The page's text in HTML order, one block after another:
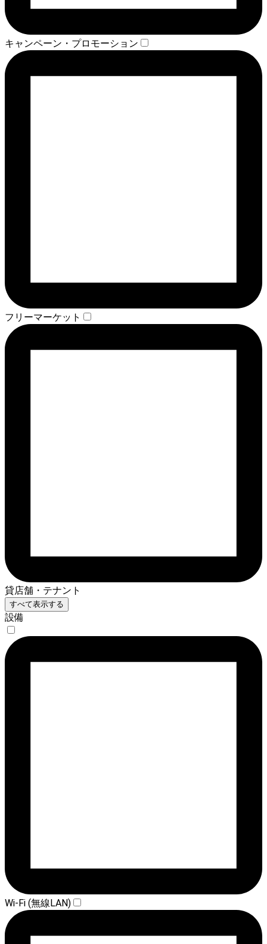
キャンペーン・プロモーション
フリーマーケット
貸店舗・テナント
すべて表示する
設備
Wi-Fi (無線LAN)